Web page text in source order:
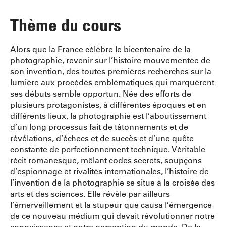
Thème du cours
Alors que la France célèbre le bicentenaire de la
photographie, revenir sur l’histoire mouvementée de
son invention, des toutes premières recherches sur la
lumière aux procédés emblématiques qui marquèrent
ses débuts semble opportun. Née des efforts de
plusieurs protagonistes, à différentes époques et en
différents lieux, la photographie est l’aboutissement
d’un long processus fait de tâtonnements et de
révélations, d’échecs et de succès et d’une quête
constante de perfectionnement technique. Véritable
récit romanesque, mêlant codes secrets, soupçons
d’espionnage et rivalités internationales, l’histoire de
l’invention de la photographie se situe à la croisée des
arts et des sciences. Elle révèle par ailleurs
l’émerveillement et la stupeur que causa l’émergence
de ce nouveau médium qui devait révolutionner notre